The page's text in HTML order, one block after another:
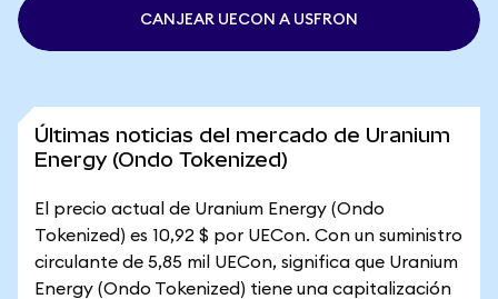
CANJEAR UECON A USFRON
Últimas noticias del mercado de Uranium
Energy (Ondo Tokenized)
El precio actual de Uranium Energy (Ondo
Tokenized) es 10,92 $ por UECon. Con un suministro
circulante de 5,85 mil UECon, significa que Uranium
Energy (Ondo Tokenized) tiene una capitalización